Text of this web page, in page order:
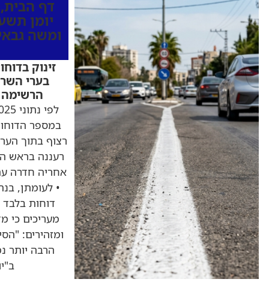
דף הבית
יומן
ומשה
זינוק
בערי
הרשימה
במספר
רצוף בתוך
דוחות
מעריכים כי
ומזהירים:
הרבה יותר